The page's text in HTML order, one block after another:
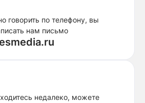
говорить по телефону, вы
нам письмо
недалеко, можете